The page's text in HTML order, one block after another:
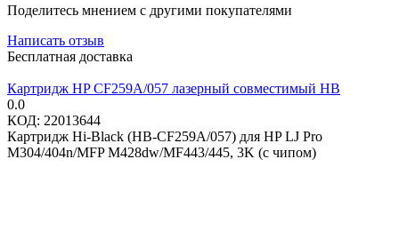
Поделитесь мнением с другими покупателями
Написать отзыв
Бесплатная доставка
Картридж HP CF259A/057 лазерный совместимый HB
0.0
КОД: 22013644
Картридж Hi-Black (HB-CF259A/057) для HP LJ Pro
M304/404n/MFP M428dw/MF443/445, 3K (с чипом)